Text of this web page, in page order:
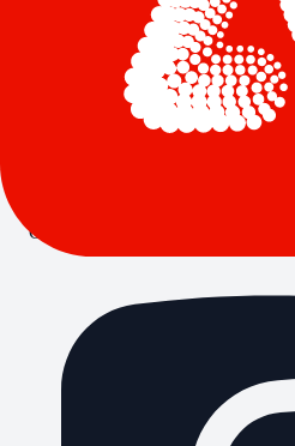
Giao tự động qua Email (chỉ 5 phút)